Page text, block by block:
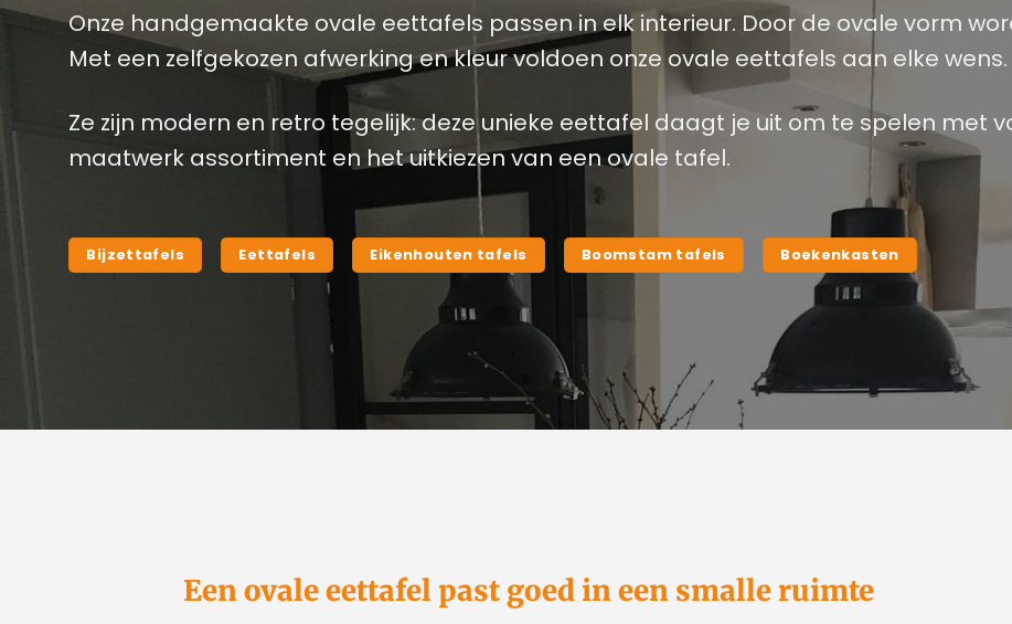
Onze handgemaakte ovale eettafels passen in elk interieur. Door de ovale vorm
Met een zelfgekozen afwerking en kleur voldoen onze ovale eettafels aan elke wens.
Ze zijn modern en retro tegelijk: deze unieke eettafel daagt je uit om te spelen met
maatwerk assortiment en het uitkiezen van een ovale tafel.
Bijzettafels Eettafels Eikenhouten tafels Boomstam tafels Boekenkasten
Een ovale eettafel past goed in een smalle ruimte